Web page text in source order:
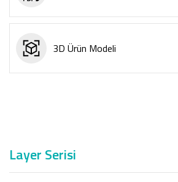
3D Ürün Modeli
Layer Serisi